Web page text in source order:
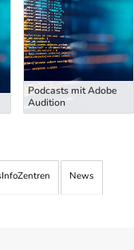
Podcasts mit Adobe
Audition
News